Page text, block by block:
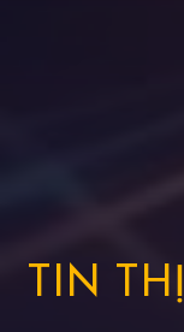
T IN T HỊ